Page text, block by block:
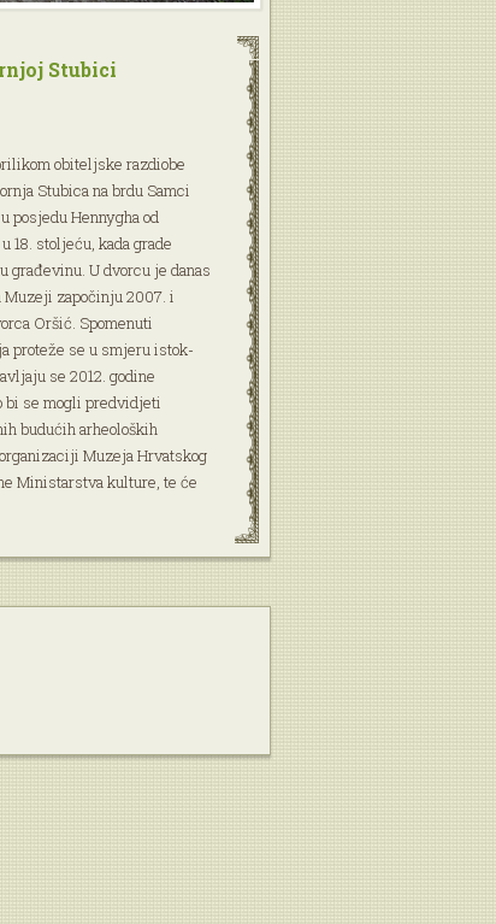
Stubici
obiteljske razdiobe
Stubica na brdu Samci
posjedu Hennygha od
18. stoljeću, kada grade
građevinu. U dvorcu je danas
Muzeji započinju 2007. i
Oršić. Spomenuti
proteže se u smjeru istok-
se 2012. godine
bi se mogli predvidjeti
budućih arheoloških
Muzeja Hrvatskog
Ministarstva kulture, te će